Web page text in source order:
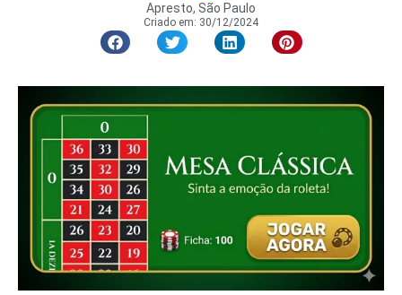
Apresto, São Paulo
Criado em: 30/12/2024